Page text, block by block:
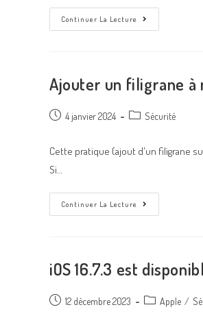
Continuer La Lecture
Ajouter un filigrane à
4 janvier 2024 Sécurité
Cette pratique (ajout d'un filigrane
Si…
Continuer La Lecture
iOS 16.7.3 est
12 décembre 2023 Apple /